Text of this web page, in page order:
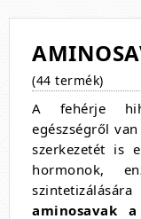
(44 termék)
A fehérje
egészségről
szerkezetét is
hormonok,
aminosavak